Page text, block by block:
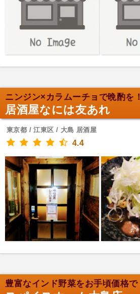
ニンジン×カラムーチョで晩酌を！
居酒屋なには友あれ
東京都 / 江東区 / 大島 居酒屋
4.4
豊富なインド野菜をお手頃価格で